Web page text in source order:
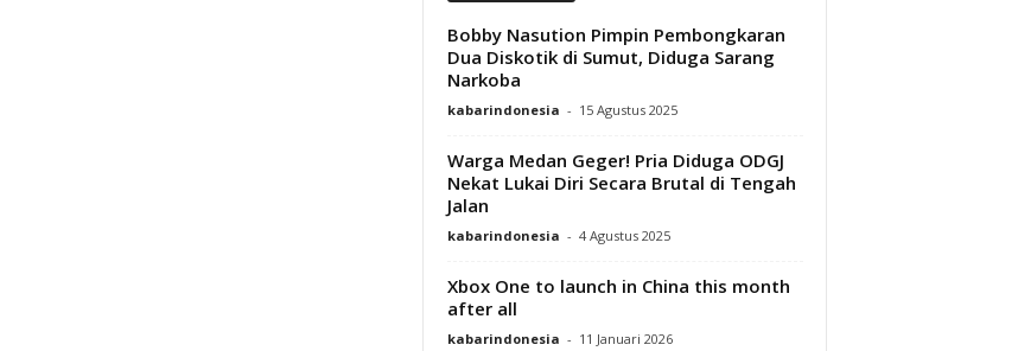
Bobby Nasution Pimpin Pembongkaran
Dua Diskotik di Sumut, Diduga Sarang
Narkoba
kabarindonesia - 15 Agustus 2025
Warga Medan Geger! Pria Diduga ODGJ
Nekat Lukai Diri Secara Brutal di Tengah
Jalan
kabarindonesia - 4 Agustus 2025
Xbox One to launch in China this month
after all
kabarindonesia - 11 Januari 2026